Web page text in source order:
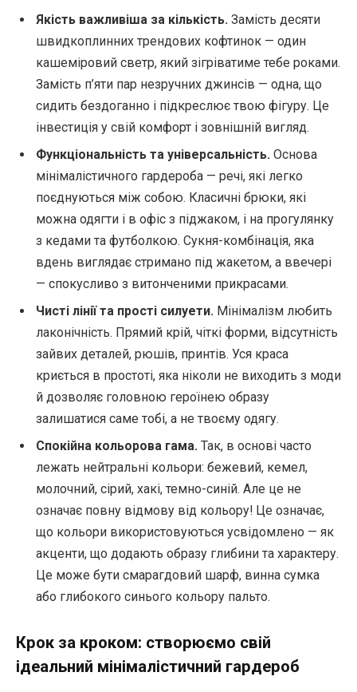
Якість важливіша за кількість. Замість десяти
швидкоплинних трендових кофтинок — один
кашеміровий светр, який зігріватиме тебе роками.
Замість п’яти пар незручних джинсів — одна, що
сидить бездоганно і підкреслює твою фігуру. Це
інвестиція у свій комфорт і зовнішній вигляд.
Функціональність та універсальність. Основа
мінімалістичного гардероба — речі, які легко
поєднуються між собою. Класичні брюки, які
можна одягти і в офіс з піджаком, і на прогулянку
з кедами та футболкою. Сукня-комбінація, яка
вдень виглядає стримано під жакетом, а ввечері
— спокусливо з витонченими прикрасами.
Чисті лінії та прості силуети. Мінімалізм любить
лаконічність. Прямий крій, чіткі форми, відсутність
зайвих деталей, рюшів, принтів. Уся краса
криється в простоті, яка ніколи не виходить з моди
й дозволяє головною героїнею образу
залишатися саме тобі, а не твоєму одягу.
Спокійна кольорова гама. Так, в основі часто
лежать нейтральні кольори: бежевий, кемел,
молочний, сірий, хакі, темно-синій. Але це не
означає повну відмову від кольору! Це означає,
що кольори використовуються усвідомлено — як
акценти, що додають образу глибини та характеру.
Це може бути смарагдовий шарф, винна сумка
або глибокого синього кольору пальто.
Крок за кроком: створюємо свій
ідеальний мінімалістичний гардероб